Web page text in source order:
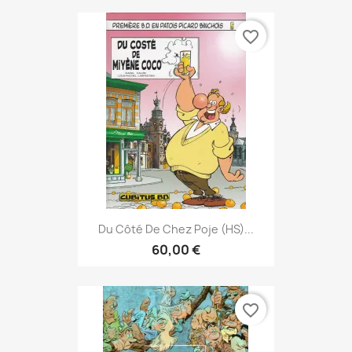
Du Côté De Chez Poje (HS)...
60,00 €
favorite_border
favorite_border